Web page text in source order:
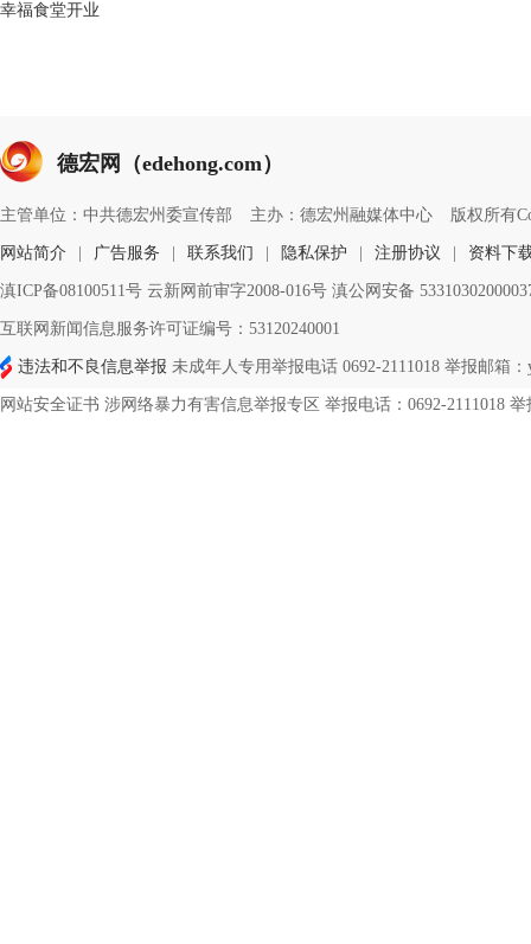
幸福食堂开业
德宏网（edehong.com）
主管单位：中共德宏州委宣传部 主办：德宏州融媒体中心 版权所有
网站简介 广告服务 联系我们 隐私保护 注册协议 资料下
滇ICP备08100511号 云新网前审字2008-016号 滇公网安备
互联网新闻信息服务许可证编号：53120240001
违法和不良信息举报 未成年人专用举报电话 0692-2111018 举报邮箱：
网站安全证书 涉网络暴力有害信息举报专区 举报电话：0692-2111018 举